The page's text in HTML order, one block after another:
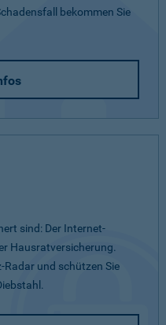
bekommen Sie
sind: Der Internet-
Hausratversicherung.
Radar und schützen Sie